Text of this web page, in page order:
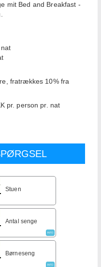
mit Bed and Breakfast -
fratrækkes 10% fra
pr. person pr. nat
Stuen
Antal senge
INFO
Børneseng
INFO